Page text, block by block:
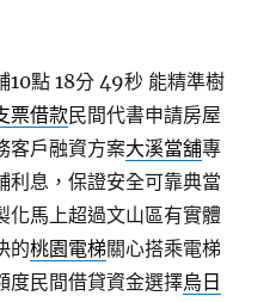
10點 18分 49秒 能精準樹
票借款民間代書申請房屋
客戶融資方案大溪當舖專
利息，保證安全可靠典當
化馬上超過文山區有實體
的桃園電梯關心搭乘電梯
度民間借貸資金選擇烏日